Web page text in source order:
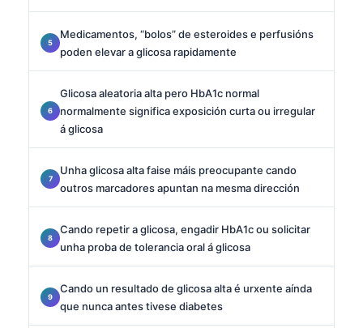
Medicamentos, “bolos” de esteroides e perfusións
poden elevar a glicosa rapidamente
Glicosa aleatoria alta pero HbA1c normal
normalmente significa exposición curta ou irregular
á glicosa
Unha glicosa alta faise máis preocupante cando
outros marcadores apuntan na mesma dirección
Cando repetir a glicosa, engadir HbA1c ou solicitar
unha proba de tolerancia oral á glicosa
Cando un resultado de glicosa alta é urxente aínda
que nunca antes tivese diabetes